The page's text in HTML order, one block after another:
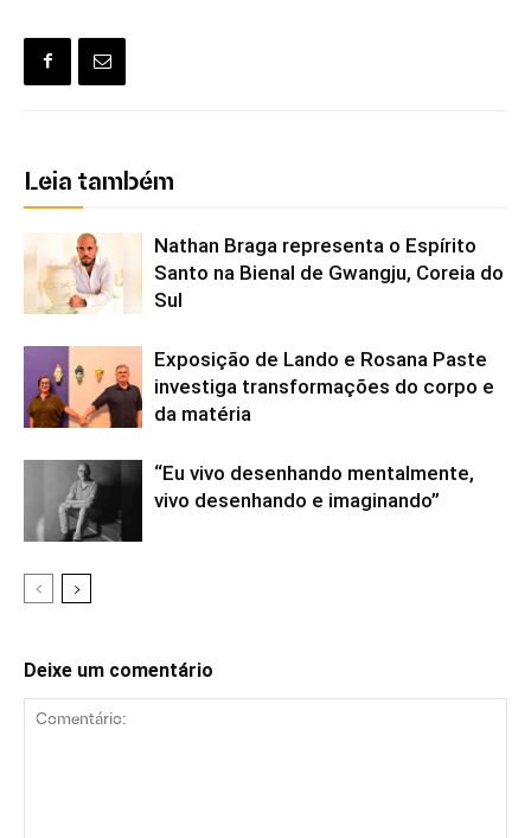
Leia também
Nathan Braga representa o Espírito
Santo na Bienal de Gwangju, Coreia do
Sul
Exposição de Lando e Rosana Paste
investiga transformações do corpo e
da matéria
“Eu vivo desenhando mentalmente,
vivo desenhando e imaginando”
Deixe um comentário